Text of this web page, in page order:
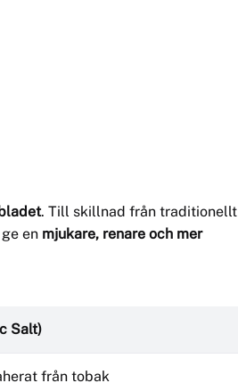
. Till skillnad från traditionellt
en mjukare, renare och mer
Salt)
från tobak